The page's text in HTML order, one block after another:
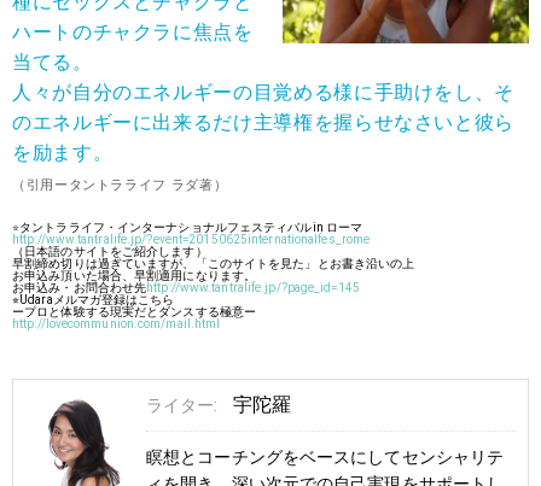
ハートのチャクラに焦点を
当てる。
人々が自分のエネルギーの目覚める様に手助けをし、そ
のエネルギーに出来るだけ主導権を握らせなさいと彼ら
を励ます。
（引用ータントラライフ ラダ著）
⭐︎タントラライフ・インターナショナルフェスティバルin ローマ
http://www.tantralife.jp/?event=20150625internationalfes_rome
（日本語のサイトをご紹介します）
早割締め切りは過ぎていますが、「このサイトを見た」
とお書き沿いの上
お申込み頂いた場合、早割適用になります。
お申込み・お問合わせ先http://www.tantralife.jp/?page_id=145
⭐︎Udaraメルマガ登録はこちら
ープロと体験する現実だとダンスする極意ー
http://lovecommunion.com/mail.
html
ライター: 宇陀羅
瞑想とコーチングをベースにしてセンシャリテ